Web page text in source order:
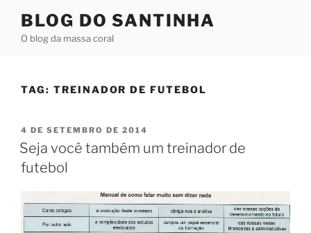
BLOG DO SANTINHA
O blog da massa coral
TAG: TREINADOR DE FUTEBOL
PUBLICADO
EM
4 DE SETEMBRO DE 2014
Seja você também um treinador de
futebol